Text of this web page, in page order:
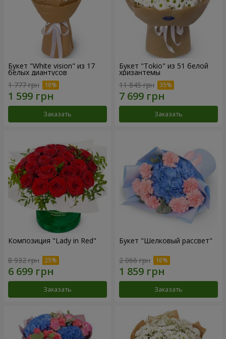
Букет "White vision" из 17
белых диантусов
1 777 грн
Заказать
Букет "Tokio" из 51 белой
хризантемы
11 845 грн
Заказать
Композиция "Lady in Red"
8 932 грн
Заказать
Букет "Шелковый рассвет"
2 066 грн
Заказать